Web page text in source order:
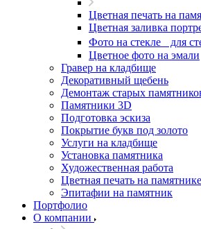
Цветная печать на
Цветная заливка
Фото на стекле для
Цветное фото на эмали
Гравер на кладбище
Декоративный щебень
Демонтаж старых
Памятники 3D
Подготовка эскиза
Покрытие букв под золото
Услуги на кладбище
Установка памятника
Художественная работа
Цветная печать на памятнике
Эпитафии на памятник
Портфолио
О компании